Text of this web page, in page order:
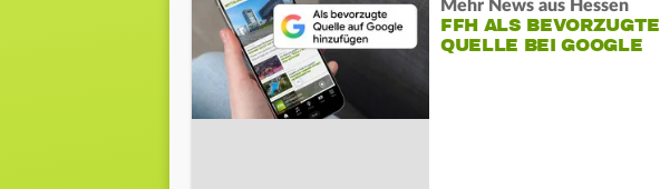
Mehr News aus Hessen
FFH ALS BEVORZUGTE
QUELLE BEI GOOGLE